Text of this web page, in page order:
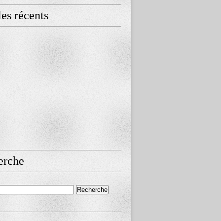
récents